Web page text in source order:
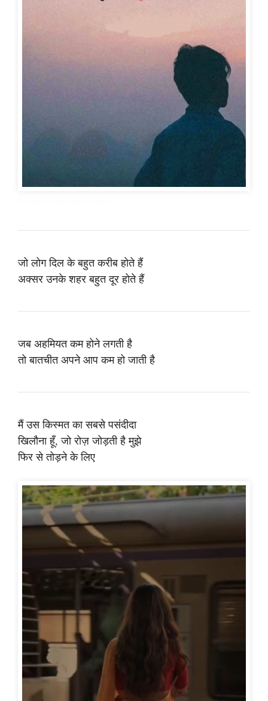
जो लोग दिल के बहुत करीब होते हैं
अक्सर उनके शहर बहुत दूर होते हैं
जब अहमियत कम होने लगती है
तो बातचीत अपने आप कम हो जाती है
मैं उस किस्मत का सबसे पसंदीदा
खिलौना हूँ, जो रोज़ जोड़ती है मुझे
फिर से तोड़ने के लिए